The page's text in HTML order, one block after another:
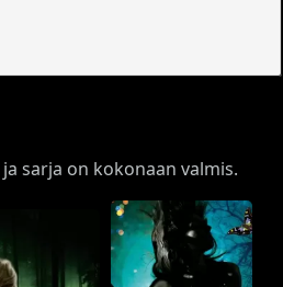
sarja on kokonaan valmis.